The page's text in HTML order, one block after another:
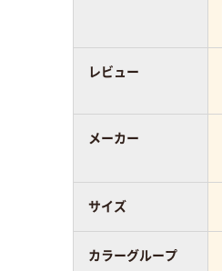
レビュー
メーカー
サイズ
カラーグループ